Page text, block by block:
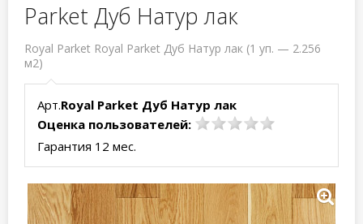
Parket Дуб Натур лак
Royal Parket Royal Parket Дуб Натур лак (1 уп. — 2.256
м2)
Арт.Royal Parket Дуб Натур лак
Оценка пользователей:
Гарантия 12 мес.